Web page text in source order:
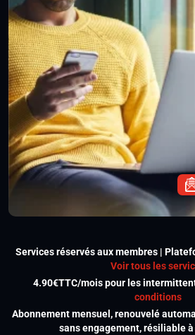
Services réservés aux membres |
Voir tous les
4.90€TTC/mois pour les
conditions
Abonnement mensuel, renouvelé
sans engagement, résiliable